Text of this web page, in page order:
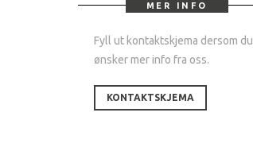
MER INFO
Fyll ut kontaktskjema dersom du
ønsker mer info fra oss.
KONTAKTSKJEMA